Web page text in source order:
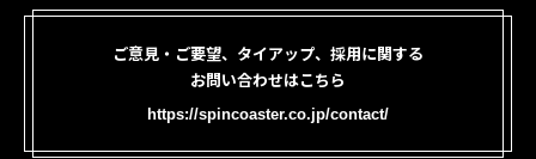
ご意見・ご要望、タイアップ、採用に関する
お問い合わせはこちら
https://spincoaster.co.jp/contact/